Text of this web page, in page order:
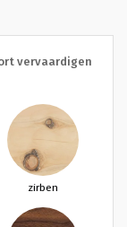
vervaardigen
zirben